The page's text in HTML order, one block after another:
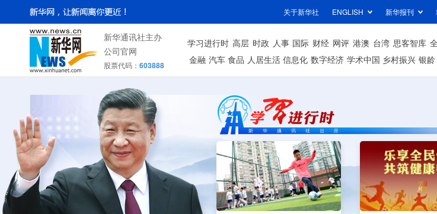
关于新华社 ENGLISH 新华报刊
新华通讯社主办
公司官网
股票代码： 603888
学习进行时 高层 时政 人事 国际 财经 网评 港澳 台湾 思客智库
金融 汽车 食品 人居生活 信息化 数字经济 学术中国 乡村振兴 银龄